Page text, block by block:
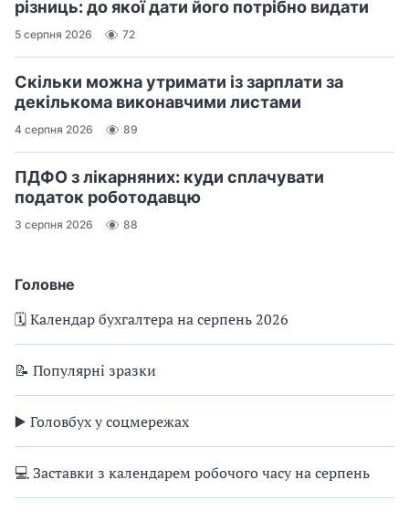
Головне
🗓️ Календар бухгалтера на серпень 2026
📝 Популярні зразки
▶️ Головбух у соцмережах
💻 Заставки з календарем робочого часу на серпень
різниць: до якої дати його потрібно видати
5 серпня 2026 72
Скільки можна утримати із зарплати за
декількома виконавчими листами
4 серпня 2026 89
ПДФО з лікарняних: куди сплачувати
податок роботодавцю
3 серпня 2026 88